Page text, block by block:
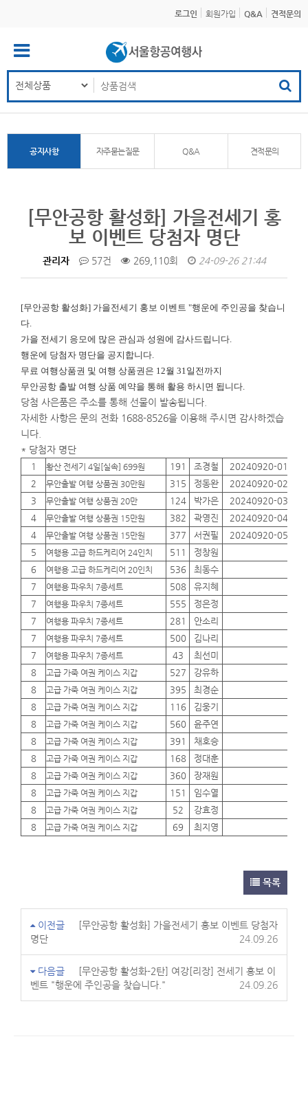
로그인 회원가입 Q&A 견적문의
공지사항 자주묻는질문 Q&A 견적문의
[무안공항 활성화] 가을전세기 홍
보 이벤트 당첨자 명단
관리자 57건 269,110회 24-09-26 21:44
[무안공항 활성화] 가을전세기 홍보 이벤트 "행운에 주인공을 찾습니
다.
가을 전세기 응모에 많은 관심과 성원에 감사드립니다.
행운에 당첨자 명단을 공지합니다.
무료 여행상품권 및 여행 상품권은 12월 31일전까지
무안공항 출발 여행 상품 예약을 통해 활용 하시면 됩니다.
당첨 사은품은 주소를 통해 선물이 발송됩니다.
자세한 사항은 문의 전화 1688-8526을 이용해 주시면 감사하겠습
니다.
* 당첨자 명단
1 황산 전세기 4일[실속] 699원 191 조경철 20240920-01
2
무안출발 여행 상품권 30만원 315 정동완 20240920-02
3
무안출발 여행 상품권 20만 124 박가은 20240920-03
4
무안출발 여행 상품권 15만원 382 곽영진 20240920-04
4
무안출발 여행 상품권 15만원 377 서권필 20240920-05
5
여행용 고급 하드케리어 24인치 511 정창원
6
여행용 고급 하드케리어 20인치 536 최동수
7
여행용 파우치 7종세트 508 유지혜
7
여행용 파우치 7종세트 555 정은정
7
여행용 파우치 7종세트 281 안소리
7
여행용 파우치 7종세트 500 김나리
7
여행용 파우치 7종세트 43 최선미
8
고급 가죽 여권 케이스 지갑 527 강유하
8
고급 가죽 여권 케이스 지갑 395 최경순
8
고급 가죽 여권 케이스 지갑 116 김웅기
8
고급 가죽 여권 케이스 지갑 560 윤주연
8
고급 가죽 여권 케이스 지갑 391 채호승
8
고급 가죽 여권 케이스 지갑 168 정대훈
8
고급 가죽 여권 케이스 지갑 360 장재원
8
고급 가죽 여권 케이스 지갑 151 임수열
8
고급 가죽 여권 케이스 지갑 52 강효정
8
고급 가죽 여권 케이스 지갑 69 최지영
목록
이전글
[무안공항 활성화] 가을전세기 홍보 이벤트 당첨자
명단
24.09.26
다음글
[무안공항 활성화-2탄] 여강[리장] 전세기 홍보 이
벤트 "행운에 주인공을 찾습니다."
24.09.26